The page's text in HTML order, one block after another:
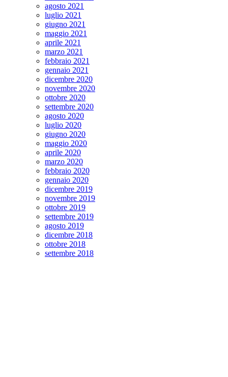
agosto 2021
luglio 2021
giugno 2021
maggio 2021
aprile 2021
marzo 2021
febbraio 2021
gennaio 2021
dicembre 2020
novembre 2020
ottobre 2020
settembre 2020
agosto 2020
luglio 2020
giugno 2020
maggio 2020
aprile 2020
marzo 2020
febbraio 2020
gennaio 2020
dicembre 2019
novembre 2019
ottobre 2019
settembre 2019
agosto 2019
dicembre 2018
ottobre 2018
settembre 2018